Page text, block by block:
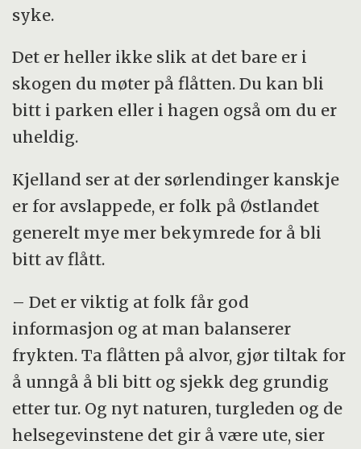
syke.
Det er heller ikke slik at det bare er i
skogen du møter på flåtten. Du kan bli
bitt i parken eller i hagen også om du er
uheldig.
Kjelland ser at der sørlendinger kanskje
er for avslappede, er folk på Østlandet
generelt mye mer bekymrede for å bli
bitt av flått.
– Det er viktig at folk får god
informasjon og at man balanserer
frykten. Ta flåtten på alvor, gjør tiltak for
å unngå å bli bitt og sjekk deg grundig
etter tur. Og nyt naturen, turgleden og de
helsegevinstene det gir å være ute, sier